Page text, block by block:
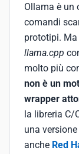
Ollama è un
comandi
prototipi.
llama.cpp
molto più
non è un
wrapper
la libreria C/
una
anche Red